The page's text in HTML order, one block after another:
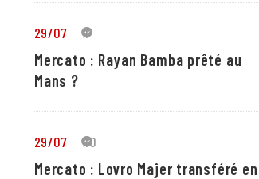
29/07 1
Mercato : Rayan Bamba prêté au
Mans ?
29/07 10
Mercato : Lovro Majer transféré en